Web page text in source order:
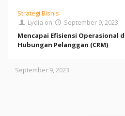
Strategi Bisnis
Lydia on
September 9, 2023
Mencapai Efisiensi Operasional
Hubungan Pelanggan (CRM)
September 9, 2023